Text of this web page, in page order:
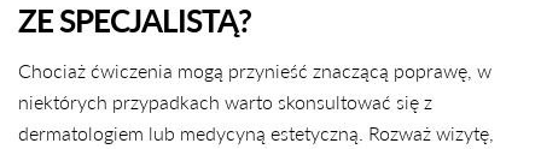
ZE SPECJALISTĄ?
Chociaż ćwiczenia mogą przynieść znaczącą poprawę, w
niektórych przypadkach warto skonsultować się z
dermatologiem lub medycyną estetyczną. Rozważ wizytę,